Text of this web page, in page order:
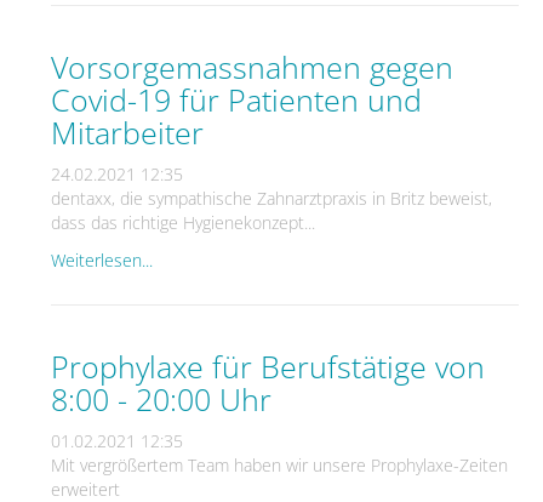
Vorsorgemassnahmen gegen
Covid-19 für Patienten und
Mitarbeiter
24.02.2021 12:35
dentaxx, die sympathische Zahnarztpraxis in Britz beweist,
dass das richtige Hygienekonzept...
Weiterlesen...
Prophylaxe für Berufstätige von
8:00 - 20:00 Uhr
01.02.2021 12:35
Mit vergrößertem Team haben wir unsere Prophylaxe-Zeiten
erweitert